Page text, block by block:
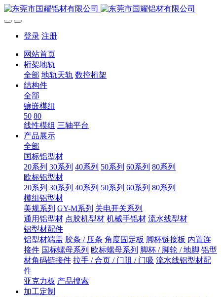
登录 注册
网站首页
桁架地轨
全部 地轨天轨 数控桁架
结构件
全部
镶嵌模组
50 80
线性模组 三轴平台
产品展示
全部
国标铝型材
20系列 30系列 40系列 50系列 60系列 80系列
欧标铝型材
20系列 30系列 40系列 50系列 60系列 80系列
模组铝型材
美规系列 GY-M系列 关电开关系列
通用铝型材 点胶机型材 机械手铝材 流水线型材
铝型材配件
铝型材端盖 胶条 / 压条 角度固定板 脚杯链接板 内置连
接件 国标螺母系列 欧标螺母系列 脚杯 / 脚轮 / 地脚 铝型
材角码链接件 拉手 / 合页 / 门阻 / 门吸 流水线铝型材配
件
亚克力板 产品搜索
加工定制